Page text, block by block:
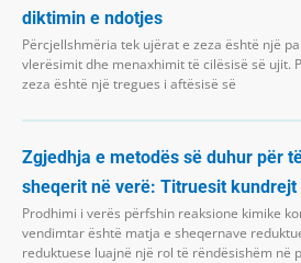
diktimin e ndotjes
Përcjellshmëria tek ujërat e zeza është një
vlerësimit dhe menaxhimit të cilësisë së ujit.
zeza është një tregues i aftësisë së
Zgjedhja e metodës së duhur për
sheqerit në verë: Titruesit
Prodhimi i verës përfshin reaksione kimike
vendimtar është matja e sheqernave
reduktuese luajnë një rol të rëndësishëm në